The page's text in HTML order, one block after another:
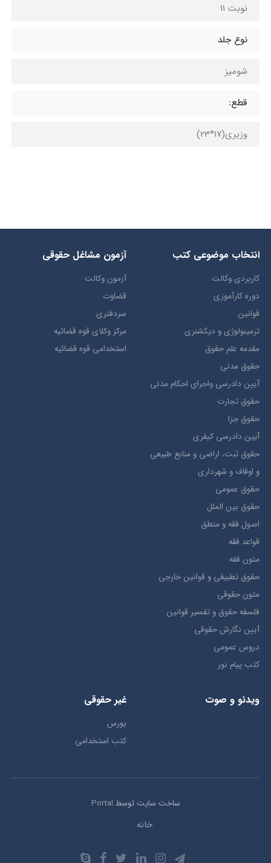
نوبت 11
نوع جلد
شوميز
قطع:
وزیری(17*23)
انتخاب​ موضوعي​ کتب
کاربردی وکالت
دوره کارآموزی
قوانین
ترمينولوژي و ديکشنري
مقدمه علم حقوق
حقوق مدني
آيين دادرسي ​واجراي ​احکام ​مدني
حقوق تجارت
حقوق جزا
آيین دادرسی کیفری
حقوق ثبت، اراضي و منابع طبيعي
و اوقاف و شهرداری
حقوق عمومی
حقوق بين الملل
اصول فقه و منطق
قواعد فقه
متون فقه
حقوق تطبيقي و قوانین خارجی
متون حقوقي
فلسفه حقوق و تفسیر قوانین
آیین نگارش حقوقی
دروس عمومی
کتب پیام نور
آزمون مشاغل حقوقی
آزمون وکالت
قضاوت
سردفتری
مرکز وکلای قوه قضائیه
استخدامی قوه قضائیه
ویدئو و صوت غیر حقوقی
بورس
کتب استخدامی
ساخت سایت توسط Portal
خانه